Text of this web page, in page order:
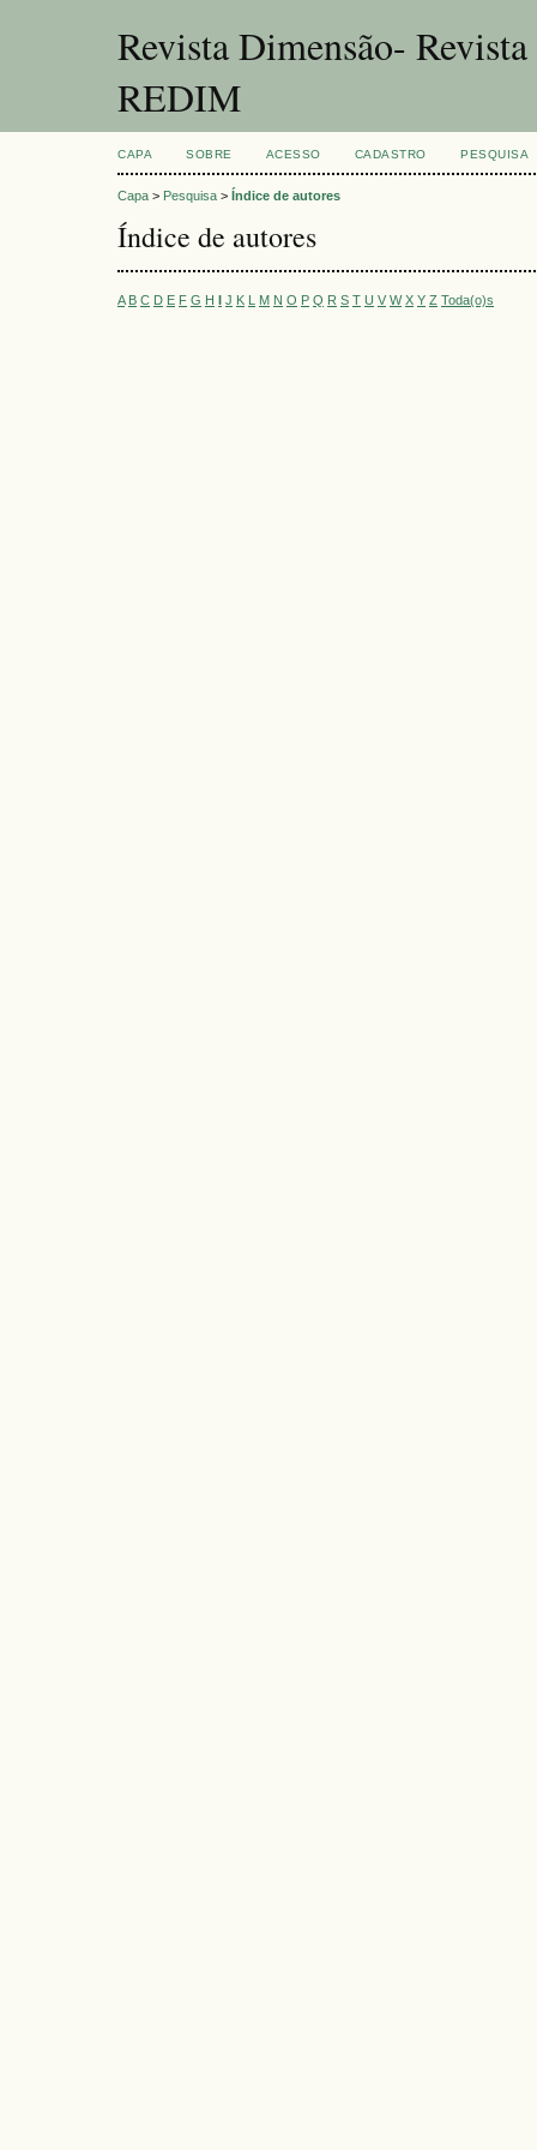
Revista Dimensão-
REDIM
CAPA SOBRE ACESSO CADASTRO PESQUISA
Capa > Pesquisa > Índice de autores
Índice de autores
A B C D E F G H I J K L M N O P Q R S T U V W X Y Z Toda(o)s